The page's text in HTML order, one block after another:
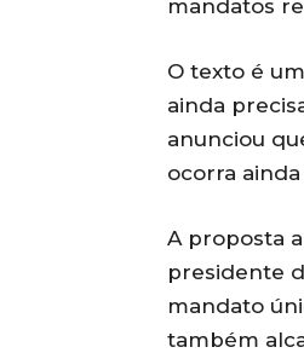
mandatos
O texto é
ainda
anunciou
ocorra
A proposta
presidente
mandato
também